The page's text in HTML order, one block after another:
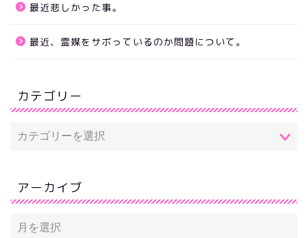
最近悲しかった事。
最近、霊媒をサボっているのか問題について。
カテゴリー
アーカイブ